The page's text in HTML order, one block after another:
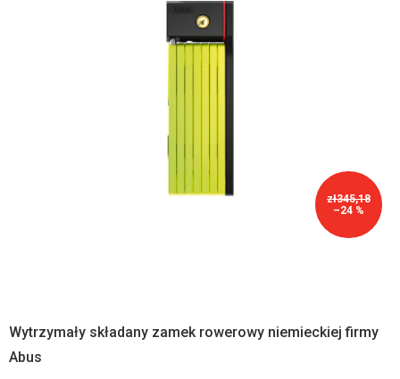
zł345,18
–24 %
Wytrzymały składany zamek rowerowy niemieckiej firmy
Abus